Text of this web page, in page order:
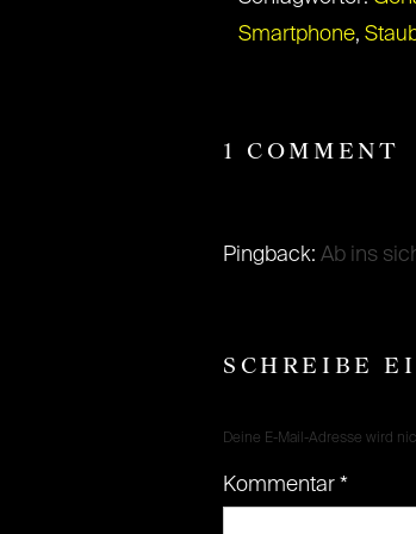
Smartphone,
1 COMMENT
Pingback: Ab ins
SCHREIBE
Deine E-Mail-Adresse wird
Kommentar *